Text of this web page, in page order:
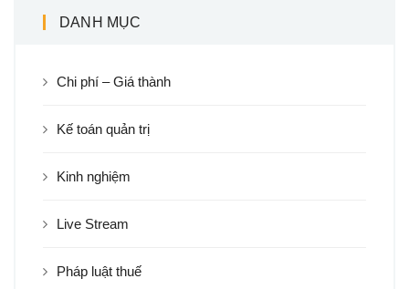
DANH MỤC
Chi phí – Giá thành
Kế toán quản trị
Kinh nghiệm
Live Stream
Pháp luật thuế